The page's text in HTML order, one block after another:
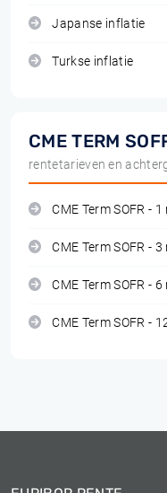
Japanse inflatie
Turkse inflatie
CME TERM
rentetarieven en
CME Term SOFR - 1
CME Term SOFR -
CME Term SOFR -
CME Term SOFR -